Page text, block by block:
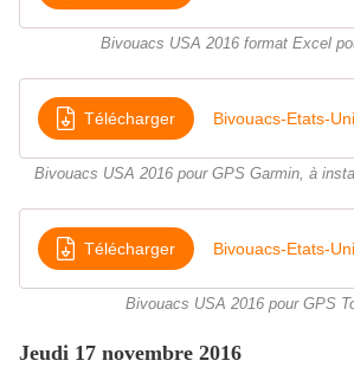
Bivouacs USA 2016 format Excel
Télécharger
Bivouacs USA 2016 pour GPS Garmin, à
Télécharger
Bivouacs USA 2016 pour GPS
Jeudi 17 novembre 2016